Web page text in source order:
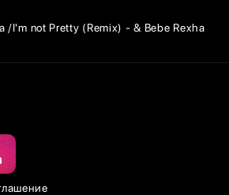
I'm not Pretty (Remix) - & Bebe Rexha